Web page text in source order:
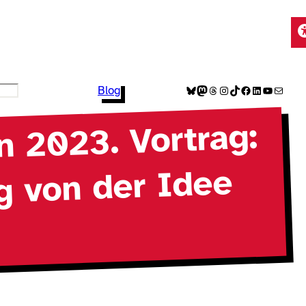
Blog Bluesky Mastodon Threads Instagram TikTok Facebook LinkedIn YouTube E-Mail
2023. Vortrag:
von der Idee